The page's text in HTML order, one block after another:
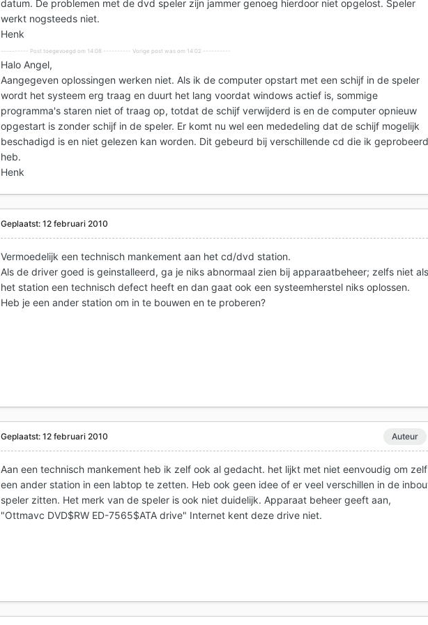
datum. De problemen met de dvd speler zijn jammer genoeg hierdoor niet opgelost. Speler
werkt nogsteeds niet.
Henk
---------- Post toegevoegd om 14:08 ---------- Vorige post was om 14:02 ----------
Halo Angel,
Aangegeven oplossingen werken niet. Als ik de computer opstart met een schijf in de speler
wordt het systeem erg traag en duurt het lang voordat windows actief is, sommige
programma's staren niet of traag op, totdat de schijf verwijderd is en de computer opnieuw
opgestart is zonder schijf in de speler. Er komt nu wel een mededeling dat de schijf mogelijk
beschadigd is en niet gelezen kan worden. Dit gebeurd bij verschillende cd die ik
heb.
Henk
Geplaatst:12 februari 2010
Vermoedelijk een technisch mankement aan het cd/dvd station.
Als de driver goed is geinstalleerd, ga je niks abnormaal zien bij apparaatbeheer; zelfs niet
het station een technisch defect heeft en dan gaat ook een systeemherstel niks oplossen.
Heb je een ander station om in te bouwen en te proberen?
Auteur
Geplaatst:12 februari 2010
Aan een technisch mankement heb ik zelf ook al gedacht. het lijkt met niet eenvoudig om zelf
een ander station in een labtop te zetten. Heb ook geen idee of er veel verschillen in de
speler zitten. Het merk van de speler is ook niet duidelijk. Apparaat beheer geeft aan,
"Ottmavc DVD$RW ED-7565$ATA drive" Internet kent deze drive niet.